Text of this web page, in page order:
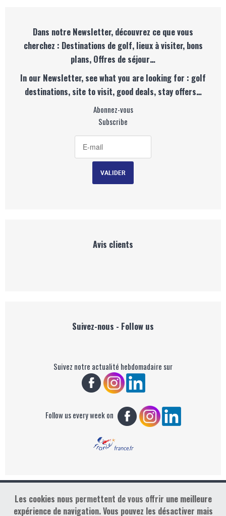
Dans notre Newsletter, découvrez ce que vous
cherchez : Destinations de golf, lieux à visiter, bons
plans, Offres de séjour…
In our Newsletter, see what you are looking for : golf
destinations, site to visit, good deals, stay offers…
Abonnez-vous
Subscribe
Avis clients
Suivez-nous - Follow us
Suivez notre actualité hebdomadaire sur
Follow us every week on
Copyright : Golf Rendez-vous
Les cookies nous permettent de vous offrir une meilleure
expérience de navigation. Vous pouvez les désactiver mais